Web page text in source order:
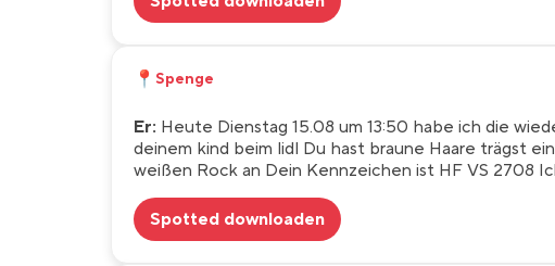
📍 Spenge
Er: Heute Dienstag 15.08 um 13:50 habe ich die
deinem kind beim lidl Du hast braune Haare trägst
weißen Rock an Dein Kennzeichen ist HF VS 2708
Spotted downloaden